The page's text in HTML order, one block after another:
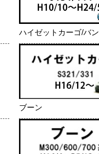
ハイゼットカーゴ/バン
ブーン